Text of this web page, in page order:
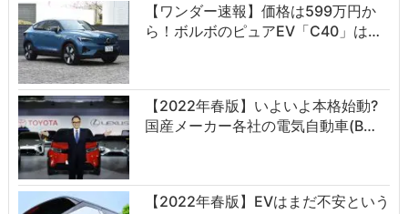
【ワンダー速報】価格は599万円か
ら！ボルボのピュアEV「C40」は…
【2022年春版】いよいよ本格始動?
国産メーカー各社の電気自動車(B…
【2022年春版】EVはまだ不安という